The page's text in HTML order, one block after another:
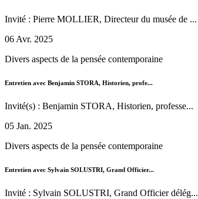
Invité : Pierre MOLLIER, Directeur du musée de ...
06 Avr. 2025
Divers aspects de la pensée contemporaine
Entretien avec Benjamin STORA, Historien, profe...
Invité(s) : Benjamin STORA, Historien, professe...
05 Jan. 2025
Divers aspects de la pensée contemporaine
Entretien avec Sylvain SOLUSTRI, Grand Officier...
Invité : Sylvain SOLUSTRI, Grand Officier délég...